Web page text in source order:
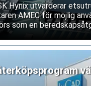
Hynix utvärderar
AMEC för möjlig
som en
service och